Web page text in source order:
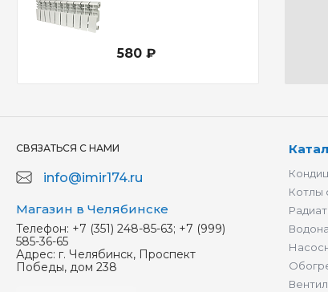
580 ₽
СВЯЗАТЬСЯ С НАМИ
info@imir174.ru
Магазин в Челябинске
Телефон: +7 (351) 248-85-63; +7 (999)
585-36-65
Адрес: г. Челябинск, Проспект
Победы, дом 238
Котлы